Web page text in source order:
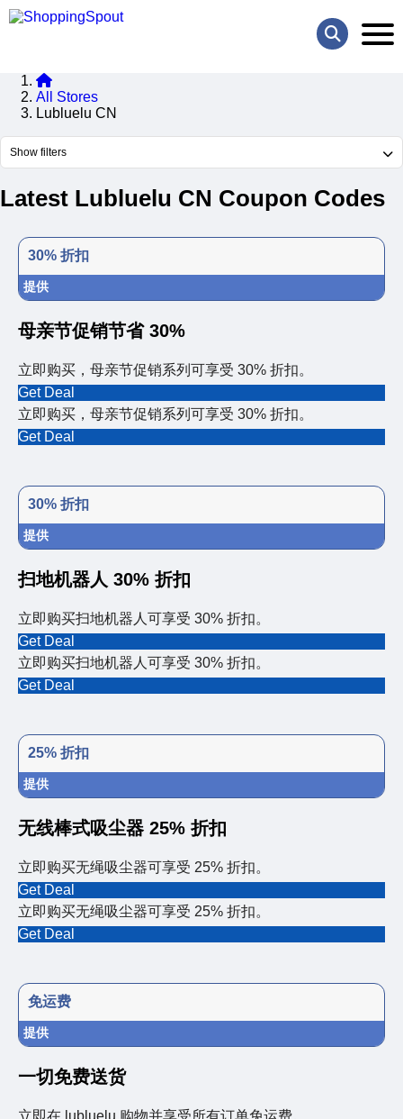
All Stores
Lubluelu CN
Show filters
Latest Lubluelu CN Coupon Codes
30% 折扣
提供
母亲节促销节省 30%
立即购买，母亲节促销系列可享受 30% 折扣。
Get Deal
立即购买，母亲节促销系列可享受 30% 折扣。
Get Deal
30% 折扣
提供
扫地机器人 30% 折扣
立即购买扫地机器人可享受 30% 折扣。
Get Deal
立即购买扫地机器人可享受 30% 折扣。
Get Deal
25% 折扣
提供
无线棒式吸尘器 25% 折扣
立即购买无绳吸尘器可享受 25% 折扣。
Get Deal
立即购买无绳吸尘器可享受 25% 折扣。
Get Deal
免运费
提供
一切免费送货
立即在 lubluelu 购物并享受所有订单免运费。